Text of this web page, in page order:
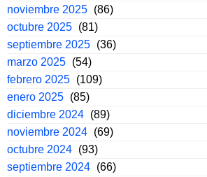
noviembre 2025 (86)
octubre 2025 (81)
septiembre 2025 (36)
marzo 2025 (54)
febrero 2025 (109)
enero 2025 (85)
diciembre 2024 (89)
noviembre 2024 (69)
octubre 2024 (93)
septiembre 2024 (66)